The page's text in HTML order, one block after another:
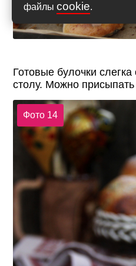
файлы cookie.
Готовые булочки слегка
столу. Можно
Фото 14